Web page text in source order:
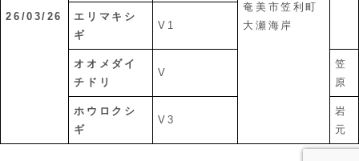
26/03/26
奄美市笠利町
大瀬海岸
エリマキシ
ギ
V1
オオメダイ
チドリ
V
笠
原
ホウロクシ
ギ
V3
岩
元